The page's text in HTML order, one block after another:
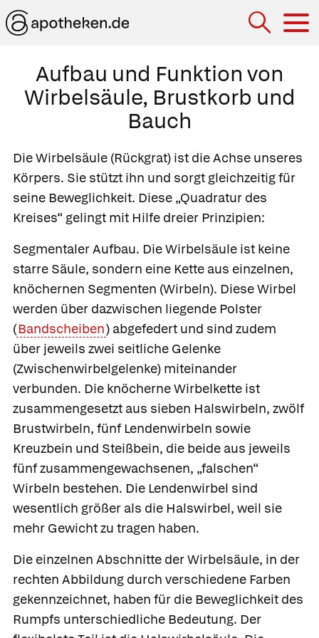
Aufbau und Funktion von
Wirbelsäule, Brustkorb und
Bauch
DieWirbelsäule (Rückgrat) ist die Achse unseres
Körpers. Sie stützt ihn und sorgt gleichzeitig für
seine Beweglichkeit. Diese „Quadratur des
Kreises“ gelingt mit Hilfe dreier Prinzipien:
Segmentaler Aufbau. Die Wirbelsäule ist keine
starre Säule, sondern eine Kette aus einzelnen,
knöchernen Segmenten (Wirbeln). Diese Wirbel
werden über dazwischen liegende Polster
(Bandscheiben) abgefedert und sind zudem
über jeweils zwei seitliche Gelenke
(Zwischenwirbelgelenke) miteinander
verbunden. Die knöcherne Wirbelkette ist
zusammengesetzt aus sieben Halswirbeln, zwölf
Brustwirbeln, fünf Lendenwirbeln sowie
Kreuzbein und Steißbein, die beide aus jeweils
fünf zusammengewachsenen, „falschen“
Wirbeln bestehen. Die Lendenwirbel sind
wesentlich größer als die Halswirbel, weil sie
mehr Gewicht zu tragen haben.
Die einzelnen Abschnitte der Wirbelsäule, in der
rechten Abbildung durch verschiedene Farben
gekennzeichnet, haben für die Beweglichkeit des
Rumpfs unterschiedliche Bedeutung. Der